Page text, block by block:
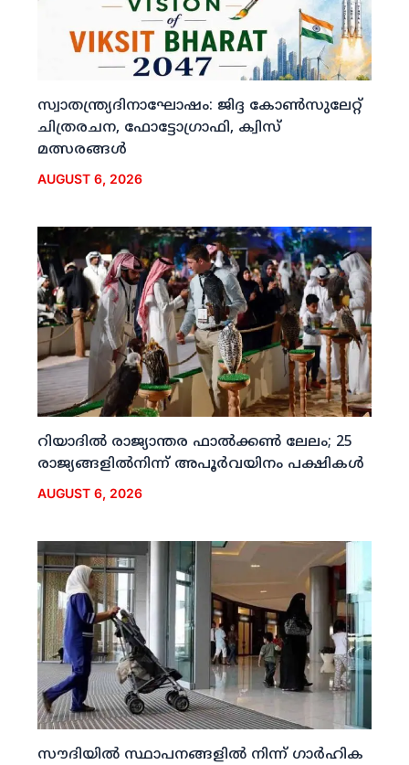
സ്വാതന്ത്ര്യദിനാഘോഷം: ജിദ്ദ കോണ്‍സുലേറ്റ്
ചിത്രരചന, ഫോട്ടോഗ്രാഫി, ക്വിസ്
മത്സരങ്ങള്‍
AUGUST 6, 2026
റിയാദില്‍ രാജ്യാന്തര ഫാല്‍ക്കണ്‍ ലേലം; 25
രാജ്യങ്ങളില്‍നിന്ന് അപൂര്‍വയിനം പക്ഷികള്‍
AUGUST 6, 2026
സൗദിയില്‍ സ്ഥാപനങ്ങളില്‍ നിന്ന് ഗാര്‍ഹിക